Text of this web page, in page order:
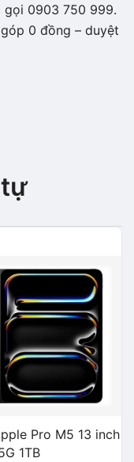
gọi 0903 750 999.
0 đồng – duyệt
Pro M5 13 inch
1TB